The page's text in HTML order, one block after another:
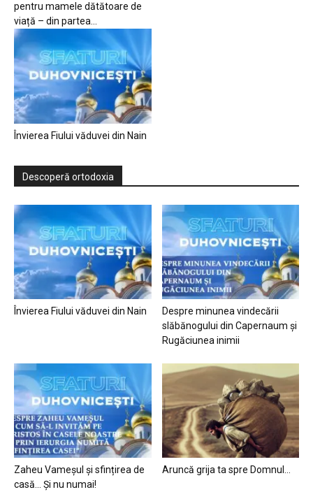
pentru mamele dătătoare de
viață – din partea...
Învierea Fiului văduvei din Nain
Descoperă ortodoxia
Învierea Fiului văduvei din Nain
Despre minunea vindecării
slăbănogului din Capernaum și
Rugăciunea inimii
Zaheu Vameșul și sfințirea de
casă… Și nu numai!
Aruncă grija ta spre Domnul…